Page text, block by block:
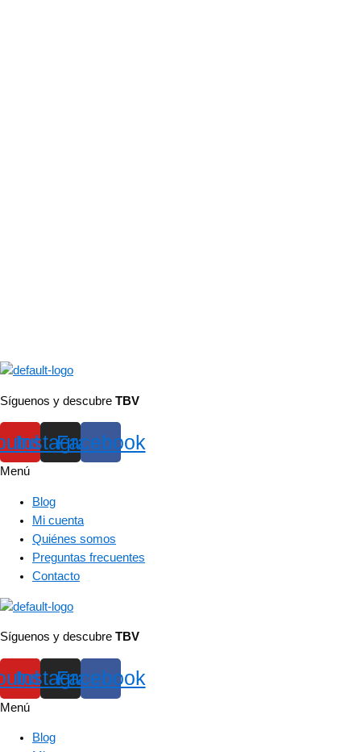
Síguenos y descubre TBV
Instagram
Facebook
Menú
Blog
Mi cuenta
Quiénes somos
Preguntas frecuentes
Contacto
Síguenos y descubre TBV
Instagram
Facebook
Menú
Blog